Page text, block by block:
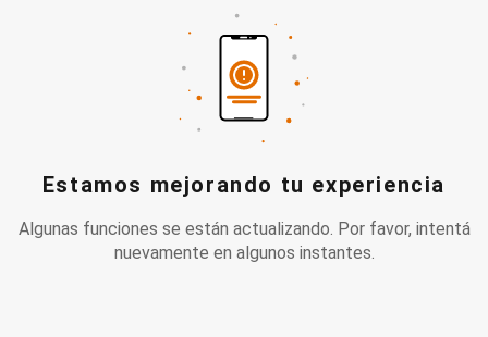
Estamos mejorando tu experiencia
Algunas funciones se están actualizando. Por favor, intentá
nuevamente en algunos instantes.